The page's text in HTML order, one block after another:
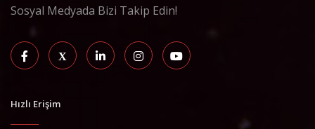
Sosyal Medyada Bizi Takip Edin!
Hızlı Erişim